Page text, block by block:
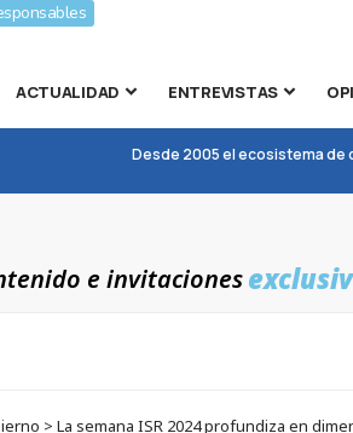
ACTUALIDAD ENTREVISTAS
Desde 2005 el ecosistema de
e invitaciones